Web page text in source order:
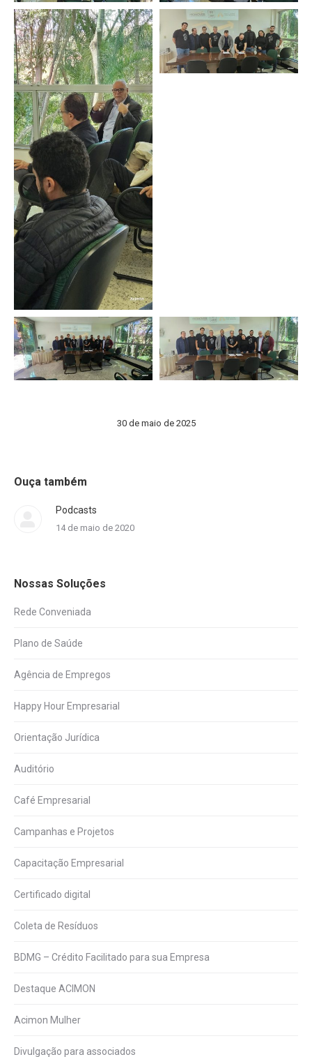
30 de maio de 2025
Ouça também
Podcasts
14 de maio de 2020
Nossas Soluções
Rede Conveniada
Plano de Saúde
Agência de Empregos
Happy Hour Empresarial
Orientação Jurídica
Auditório
Café Empresarial
Campanhas e Projetos
Capacitação Empresarial
Certificado digital
Coleta de Resíduos
BDMG – Crédito Facilitado para sua Empresa
Destaque ACIMON
Acimon Mulher
Divulgação para associados